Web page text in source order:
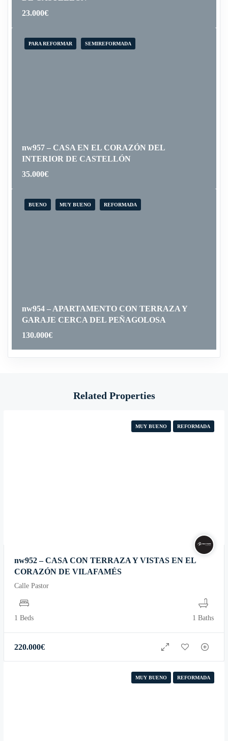
23.000€
PARA REFORMAR SEMIREFORMADA
nw957 – CASA EN EL CORAZÓN DEL
INTERIOR DE CASTELLÓN
35.000€
BUENO MUY BUENO REFORMADA
nw954 – APARTAMENTO CON TERRAZA Y
GARAJE CERCA DEL PEÑAGOLOSA
130.000€
Related Properties
MUY BUENO REFORMADA
nw952 – CASA CON TERRAZA Y VISTAS EN EL
CORAZÓN DE VILAFAMÉS
Calle Pastor
1 Beds 1 Baths
220.000€
MUY BUENO REFORMADA